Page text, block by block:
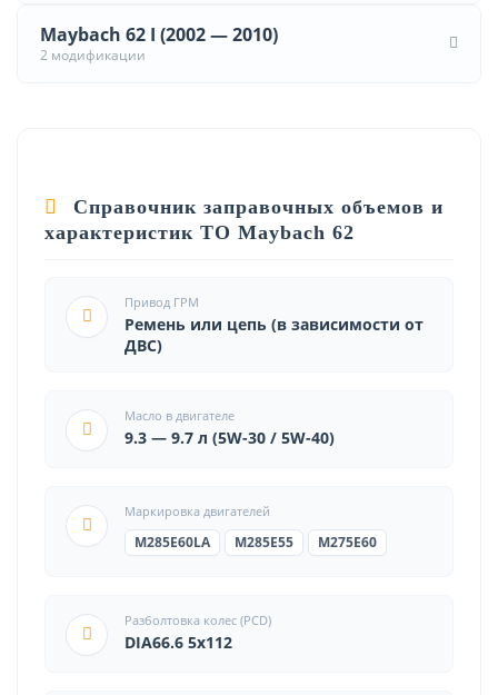
Maybach 62 I (2002 — 2010)
2 модификации
Справочник заправочных объемов и
характеристик ТО Maybach 62
Привод ГРМ
Ремень или цепь (в зависимости от
ДВС)
Масло в двигателе
9.3 — 9.7 л (5W-30 / 5W-40)
Маркировка двигателей
M285E60LA
M285E55 M275E60
Разболтовка колес (PCD)
DIA66.6 5x112